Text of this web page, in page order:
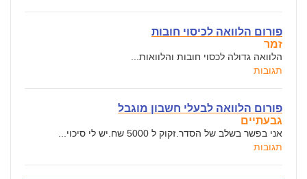
פורום הלוואה לכיסוי חובות
זמר
הלוואה גדולה לכסוי חובות והלוואות...
תגובות
פורום הלוואה לבעלי חשבון מוגבל
גבעתיים
אני בפשר בשלב של הסדר.זקוק ל 5000 שח.יש לי סיכוי...
תגובות